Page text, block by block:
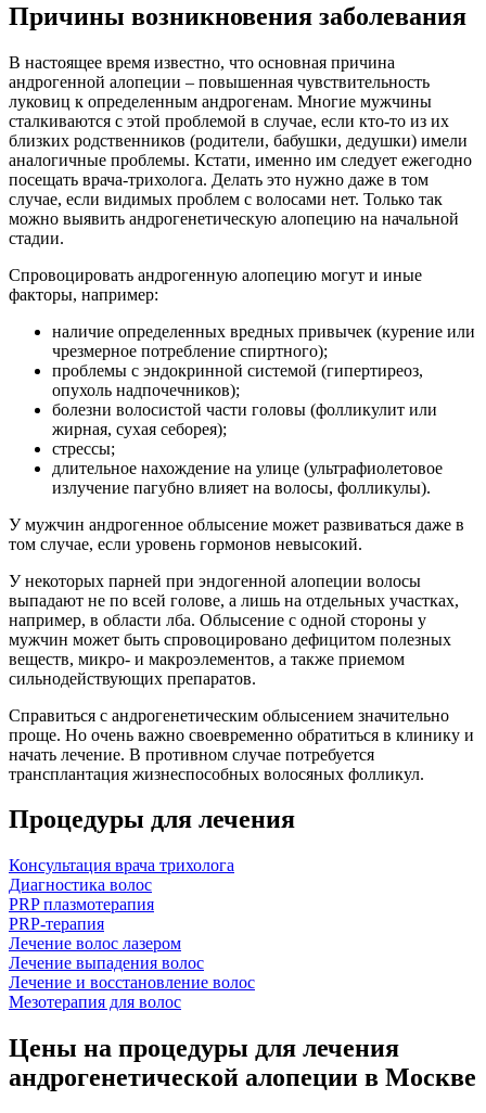
Причины возникновения заболевания
В настоящее время известно, что основная причина
андрогенной алопеции – повышенная чувствительность
луковиц к определенным андрогенам. Многие мужчины
сталкиваются с этой проблемой в случае, если кто-то из их
близких родственников (родители, бабушки, дедушки) имели
аналогичные проблемы. Кстати, именно им следует ежегодно
посещать врача-трихолога. Делать это нужно даже в том
случае, если видимых проблем с волосами нет. Только так
можно выявить андрогенетическую алопецию на начальной
стадии.
Спровоцировать андрогенную алопецию могут и иные
факторы, например:
наличие определенных вредных привычек (курение или
чрезмерное потребление спиртного);
проблемы с эндокринной системой (гипертиреоз,
опухоль надпочечников);
болезни волосистой части головы (фолликулит или
жирная, сухая себорея);
стрессы;
длительное нахождение на улице (ультрафиолетовое
излучение пагубно влияет на волосы, фолликулы).
У мужчин андрогенное облысение может развиваться даже в
том случае, если уровень гормонов невысокий.
У некоторых парней при эндогенной алопеции волосы
выпадают не по всей голове, а лишь на отдельных участках,
например, в области лба. Облысение с одной стороны у
мужчин может быть спровоцировано дефицитом полезных
веществ, микро- и макроэлементов, а также приемом
сильнодействующих препаратов.
Справиться с андрогенетическим облысением значительно
проще. Но очень важно своевременно обратиться в клинику и
начать лечение. В противном случае потребуется
трансплантация жизнеспособных волосяных фолликул.
Процедуры для лечения
Консультация врача трихолога
Диагностика волос
PRP плазмотерапия
PRP-терапия
Лечение волос лазером
Лечение выпадения волос
Лечение и восстановление волос
Мезотерапия для волос
Цены на процедуры для лечения
андрогенетической алопеции в Москве